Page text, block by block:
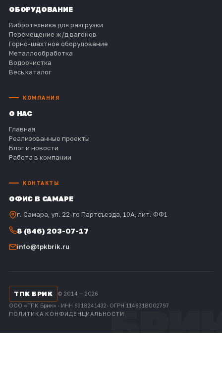
ОБОРУДОВАНИЕ
Вибротехника для разгрузки
Перемещение ж/д вагонов
Горно-шахтное оборудование
Металлообработка
Водоочистка
Весь каталог
КОМПАНИЯ
О НАС
Главная
Реализованные проекты
Блог и новости
Работа в компании
КОНТАКТЫ
ОФИС В САМАРЕ
г. Самара, ул. 22-го Партсъезда, 10А, лит. ФФ1
8 (846) 203-07-17
info@tpkbrik.ru
ТПК БРИК
© 2014 — 2026
ООО «ТПК Брик» · ИНН 6318241432· ОГРН 1146318002797
ПОЛИТИКА КОНФИДЕНЦИАЛЬНОСТИ